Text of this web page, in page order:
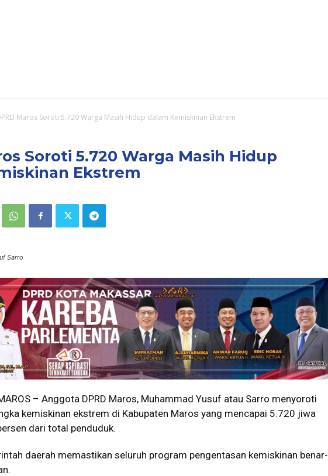
Maros Soroti 5.720 Warga Masih Hidup dalam Kemiskinan Ekstrem
Soroti 5.720 Warga Masih Hidup
Ekstrem
Sarro
– Anggota DPRD Maros, Muhammad Yusuf atau Sarro menyoroti
kemiskinan ekstrem di Kabupaten Maros yang mencapai 5.720 jiwa
dari total penduduk.
daerah memastikan seluruh program pengentasan kemiskinan benar-